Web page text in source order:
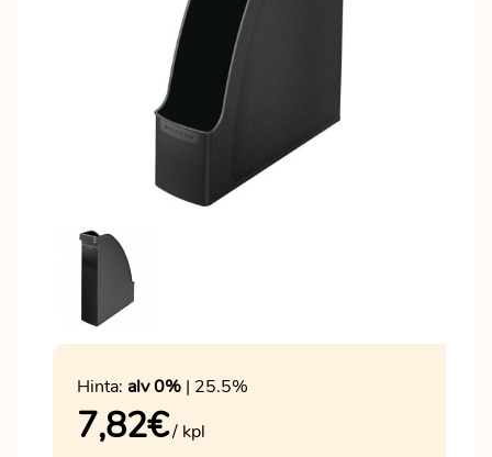
Hinta: alv 0% | 25.5%
7,82€/ kpl